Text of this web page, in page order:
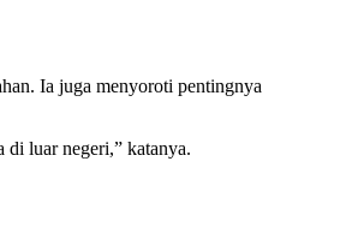
Ia juga menyoroti pentingnya
di luar negeri,” katanya.